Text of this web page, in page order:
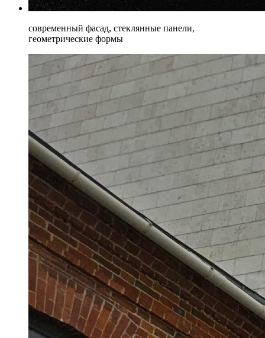
современный фасад, стеклянные панели,
геометрические формы